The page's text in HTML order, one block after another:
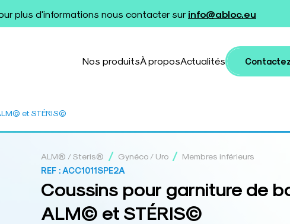
plus d'informations nous contacter sur info@abloc.eu
Nos produitsÀ proposActualités
et STÉRIS©
ALM® / Steris® / Gynéco / Uro / Membres inférieurs
REF : ACC1011SPE2A
Coussins pour garniture de
ALM© et STÉRIS©